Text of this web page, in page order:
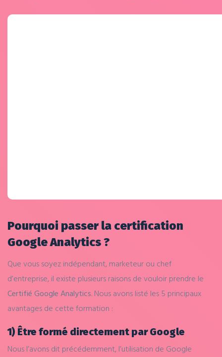
Pourquoi passer la certification
Google Analytics ?
Que vous soyez indépendant, marketeur ou chef
d’entreprise, il existe plusieurs raisons de vouloir prendre le
Certifié Google Analytics. Nous avons listé les 5 principaux
avantages de cette formation :
1) Être formé directement par Google
Nous l’avons dit précédemment, l’utilisation de Google